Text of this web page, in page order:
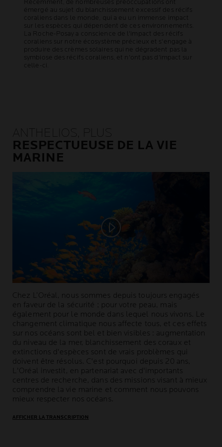
Récemment, de nombreuses préoccupations ont
émergé au sujet du blanchissement excessif des récifs
coraliens dans le monde, qui a eu un immense impact
sur les espèces qui dépendent de ces environnements.
La Roche-Posay a conscience de l'impact des récifs
coraliens sur notre écosystème précieux et s'engage à
produire des crèmes solaires qui ne dégradent pas la
symbiose des récifs coraliens, et n'ont pas d'impact sur
celle-ci.
ANTHELIOS, PLUS
RESPECTUEUSE DE LA VIE
MARINE
Play video
Chez L’Oréal, nous sommes depuis toujours engagés
en faveur de la sécurité ; pour votre peau, mais
également pour le monde dans lequel nous vivons. Le
changement climatique nous affecte tous, et ces effets
sur nos océans sont bel et bien visibles : augmentation
du niveau de la mer, blanchissement des coraux et
extinctions d'espèces sont de vrais problèmes qui
doivent être résolus. C'est pourquoi depuis 20 ans,
L'Oréal investit, en partenariat avec d'importants
centres de recherche, dans des missions visant à mieux
comprendre la vie marine et comment nous pouvons
mieux respecter nos océans.
AFFICHER LA TRANSCRIPTION